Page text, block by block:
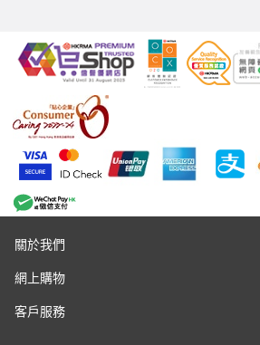
關於我們
網上購物
客戶服務